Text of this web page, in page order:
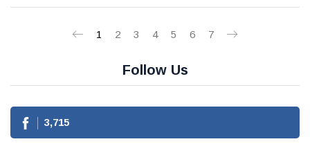
1 2 3 4 5 6 7
Follow Us
3,715